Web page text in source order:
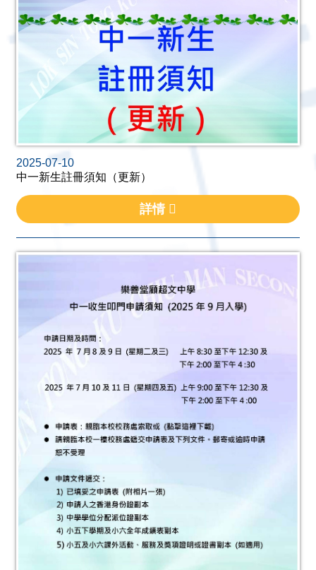
2025-07-10
中一新生註冊須知（更新）
詳情